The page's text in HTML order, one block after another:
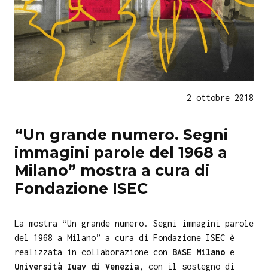
2 ottobre 2018
“Un grande numero. Segni
immagini parole del 1968 a
Milano” mostra a cura di
Fondazione ISEC
La mostra “Un grande numero. Segni immagini parole
del 1968 a Milano” a cura di Fondazione ISEC è
realizzata in collaborazione con BASE Milano e
Università Iuav di Venezia, con il sostegno di